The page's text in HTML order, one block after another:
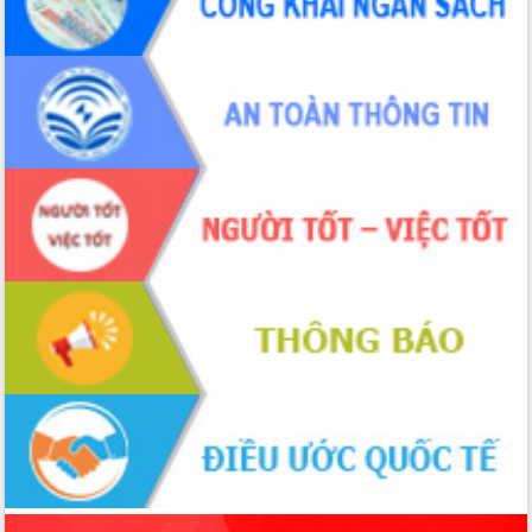
món ăn từ sầu riêng
Đắk Lắk công bố Quy hoạch và xúc
tiến đầu tư tỉnh
Ngành cá ngừ Đắk Lắk chủ động thích
ứng để giữ vững thị trường xuất khẩu
Diễn đàn Kinh tế tư nhân Việt Nam đột
phá cơ chế - Hợp tác công tư
Đề án 06 tạo bước ngoặt đột phá trong
cải cách hành chính tỉnh Đắk Lắk
Kết nối tour, đẩy mạnh chuyển đổi số
để phát triển du lịch Đắk Lắk
Khởi động Dự án Đầu tư xây dựng hạ
tầng kỹ thuật Cụm công nghiệp Tân
Tiến
Gặp mặt các cơ quan báo chí nhân Kỷ
niệm 101 năm Ngày Báo chí Cách
mạng Việt Nam
Đắk Lắk sơ kết 4 năm triển khai thực
hiện Đề án 06 của Chính phủ
Họp báo thông tin về Hội nghị Công bố